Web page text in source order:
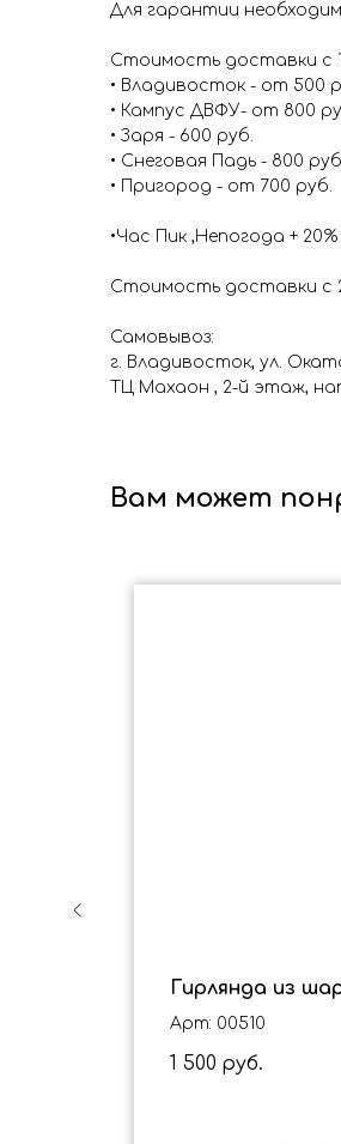
Для гарантии
Стоимость доставки с
• Владивосток - от 500
• Кампус ДВФУ- от 800
• Заря - 600 руб.
• Снеговая Падь - 800
• Пригород - от 700 руб.
•Час Пик ,Непогода +
Стоимость доставки с
Самовывоз:
г. Владивосток, ул.
ТЦ Махаон , 2-й этаж,
Вам может
Гирлянда из
Арт: 00510
1 500 руб.